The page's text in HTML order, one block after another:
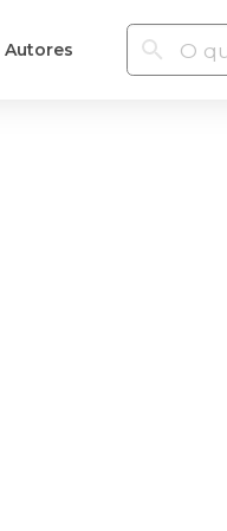
Autores